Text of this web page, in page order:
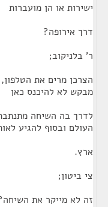
ישירות או הן מועברות
דרך אירופה?
ר' בלניקוב;
הצרכן מרים את
מבקש לא להיכנס כאן
לדרך בה השיחה
העולם ובסוף להגיע
ארץ.
צי ביטון;
זה לא מייקר את